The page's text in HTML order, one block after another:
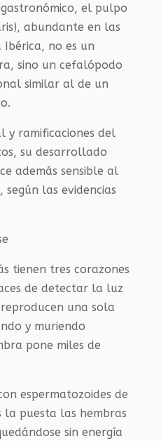
el pulpo
abundante en las
no es un
sino un cefalópodo
similar al de un
y ramificaciones del
su desarrollado
además sensible al
las evidencias
tienen tres corazones
de detectar la luz
una sola
y muriendo
pone miles de
espermatozoides de
la puesta las hembras
sin energía